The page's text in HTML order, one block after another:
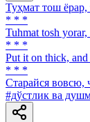
Туҳмат тош
* * *
Tuhmat tosh
* * *
Put it on thick,
* * *
Старайся вовсю,
#дўстлик ва